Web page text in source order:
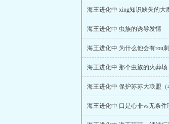
海王进化中 xing知识缺失的大
海王进化中 虫族的诱导发情
海王进化中 为什么他会有rou刺
海王进化中 那个虫族的火葬场
海王进化中 保护苏苏大联盟（
海王进化中 口是心非vs无条件